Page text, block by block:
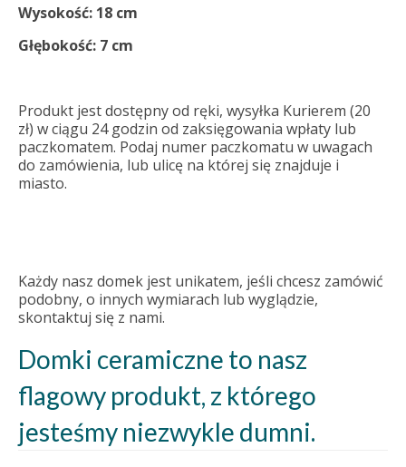
Wysokość: 18 cm
Głębokość: 7 cm
Produkt jest dostępny od ręki, wysyłka Kurierem (20
zł) w ciągu 24 godzin od zaksięgowania wpłaty lub
paczkomatem. Podaj numer paczkomatu w uwagach
do zamówienia, lub ulicę na której się znajduje i
miasto.
Każdy nasz domek jest unikatem, jeśli chcesz zamówić
podobny, o innych wymiarach lub wyglądzie,
skontaktuj się z nami.
Domki ceramiczne to nasz
flagowy produkt, z którego
jesteśmy niezwykle dumni.